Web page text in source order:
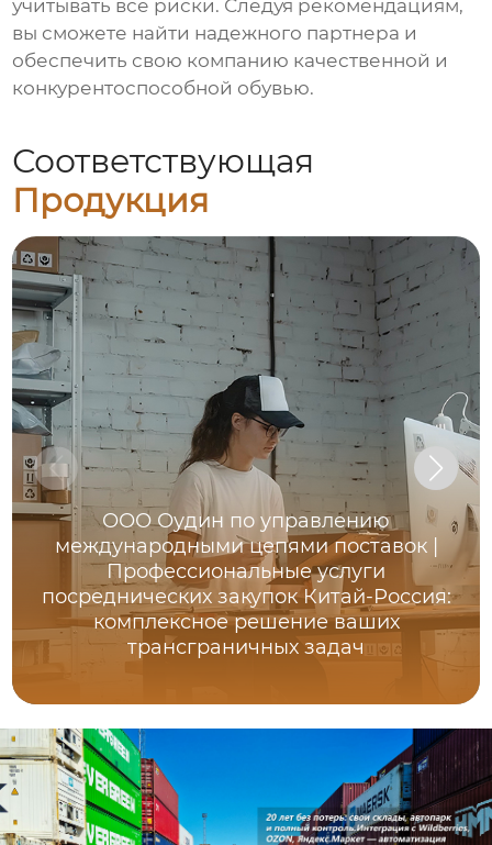
учитывать все риски. Следуя рекомендациям,
вы сможете найти надежного партнера и
обеспечить свою компанию качественной и
конкурентоспособной обувью.
Соответствующая
Продукция
ООО Оудин по управлению
международными цепями поставок |
Профессиональные услуги
посреднических закупок Китай-Россия:
комплексное решение ваших
трансграничных задач